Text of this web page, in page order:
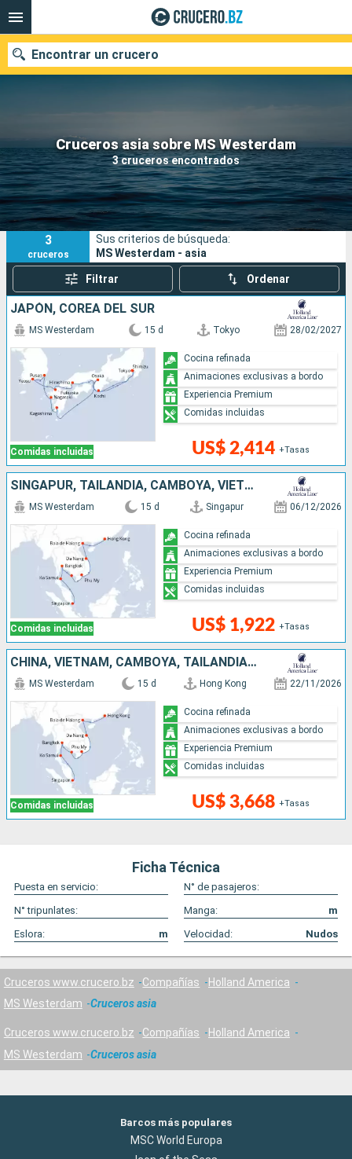
Cruceros asia sobre MS Westerdam
3 cruceros encontrados
Encontrar un crucero
Nuestros destinos
Fecha de salida
Puertos Compañías
Buscar
3
cruceros
Sus criterios de búsqueda:
MS Westerdam - asia
Filtrar Ordenar
JAPÓN, COREA DEL SUR
Comidas incluidas
MS Westerdam 15 d Tokyo 28/02/2027
US$ 2,414 +Tasas
Cocina refinada
Animaciones exclusivas a bordo
Experiencia Premium
Comidas incluidas
SINGAPUR, TAILANDIA, CAMBOYA, VIETNAM, CHINA
Comidas incluidas
MS Westerdam 15 d Singapur 06/12/2026
US$ 1,922 +Tasas
Cocina refinada
Animaciones exclusivas a bordo
Experiencia Premium
Comidas incluidas
CHINA, VIETNAM, CAMBOYA, TAILANDIA, SINGAPUR
Comidas incluidas
MS Westerdam 15 d Hong Kong 22/11/2026
US$ 3,668 +Tasas
Cocina refinada
Animaciones exclusivas a bordo
Experiencia Premium
Comidas incluidas
Ficha Técnica
Puesta en servicio:
N° de pasajeros:
N° tripunlates:
Manga:
m
Eslora:
m Velocidad: Nudos
Cruceros www.crucero.bz Compañías
Holland America
MS Westerdam
Cruceros asia
Cruceros www.crucero.bz Compañías
Holland America
MS Westerdam
Cruceros asia
Barcos más populares
MSC World Europa